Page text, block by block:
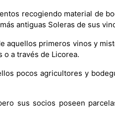
recogiendo material de
antiguas Soleras de sus
primeros vinos y
a través de Licorea.
pocos agricultores y
sus socios poseen